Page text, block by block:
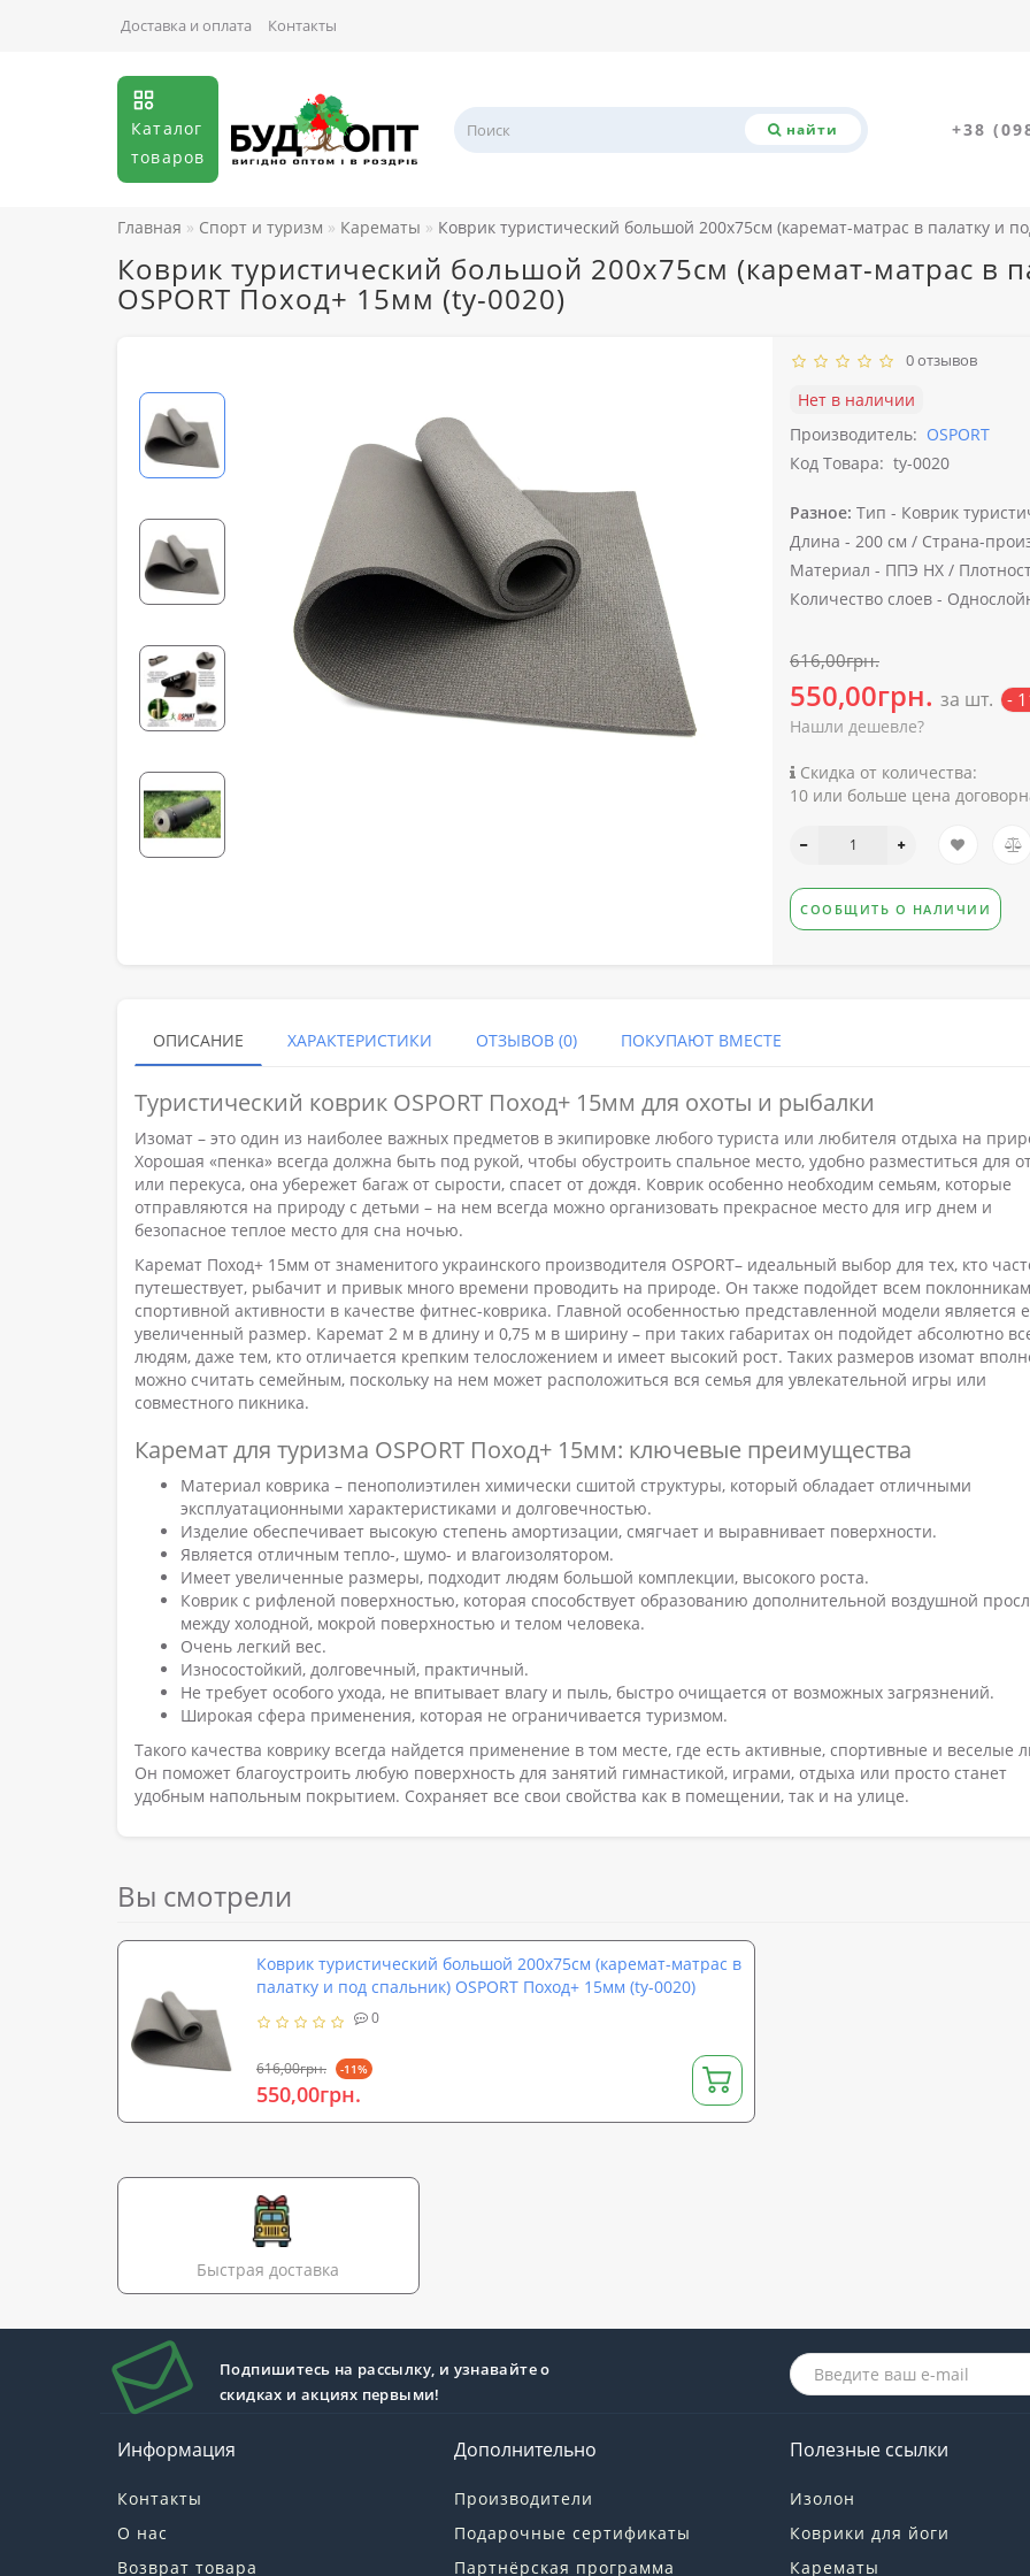
Доставка и оплата Контакты
Каталог
товаров
найти +38
Главная Спорт и туризм Карематы Коврик туристический большой 200х75см (каремат-матрас в палатку и
Коврик туристический большой 200х75см (каремат-матрас в
OSPORT Поход+ 15мм (ty-0020)
0 отзывов
Нет в наличии
Производитель: OSPORT
Код Товара: ty-0020
Разное: Тип - Коврик
Длина - 200 см / Страна-
Материал - ППЭ НХ /
Количество слоев -
616,00грн.
550,00грн. за шт. -
Нашли дешевле?
Скидка от количества:
10 или больше цена
СООБЩИТЬ О НАЛИЧИИ
ОПИСАНИЕ ХАРАКТЕРИСТИКИ ОТЗЫВОВ (0) ПОКУПАЮТ ВМЕСТЕ
Туристический коврик OSPORT Поход+ 15мм для охоты и рыбалки
Изомат – это один из наиболее важных предметов в экипировке любого туриста или любителя отдыха на
Хорошая «пенка» всегда должна быть под рукой, чтобы обустроить спальное место, удобно разместиться для
или перекуса, она убережет багаж от сырости, спасет от дождя. Коврик особенно необходим семьям, которые
отправляются на природу с детьми – на нем всегда можно организовать прекрасное место для игр днем и
безопасное теплое место для сна ночью.
Каремат Поход+ 15мм от знаменитого украинского производителя OSPORT– идеальный выбор для тех, кто
путешествует, рыбачит и привык много времени проводить на природе. Он также подойдет всем поклонникам
спортивной активности в качестве фитнес-коврика. Главной особенностью представленной модели является
увеличенный размер. Каремат 2 м в длину и 0,75 м в ширину – при таких габаритах он подойдет абсолютно
людям, даже тем, кто отличается крепким телосложением и имеет высокий рост. Таких размеров изомат
можно считать семейным, поскольку на нем может расположиться вся семья для увлекательной игры или
совместного пикника.
Каремат для туризма OSPORT Поход+ 15мм: ключевые преимущества
Материал коврика – пенополиэтилен химически сшитой структуры, который обладает отличными
эксплуатационными характеристиками и долговечностью.
Изделие обеспечивает высокую степень амортизации, смягчает и выравнивает поверхности.
Является отличным тепло-, шумо- и влагоизолятором.
Имеет увеличенные размеры, подходит людям большой комплекции, высокого роста.
Коврик с рифленой поверхностью, которая способствует образованию дополнительной воздушной
между холодной, мокрой поверхностью и телом человека.
Очень легкий вес.
Износостойкий, долговечный, практичный.
Не требует особого ухода, не впитывает влагу и пыль, быстро очищается от возможных загрязнений.
Широкая сфера применения, которая не ограничивается туризмом.
Такого качества коврику всегда найдется применение в том месте, где есть активные, спортивные и веселые
Он поможет благоустроить любую поверхность для занятий гимнастикой, играми, отдыха или просто станет
удобным напольным покрытием. Сохраняет все свои свойства как в помещении, так и на улице.
Вы смотрели
Коврик туристический большой 200х75см (каремат-матрас в
палатку и под спальник) OSPORT Поход+ 15мм (ty-0020)
0
616,00грн. -11%
550,00грн.
Быстрая доставка
Подпишитесь на рассылку, и узнавайте о
скидках и акциях первыми!
Информация
Контакты
О нас
Возврат товара
Дополнительно
Производители
Подарочные сертификаты
Партнёрская программа
Полезные ссылки
Изолон
Коврики для йоги
Карематы